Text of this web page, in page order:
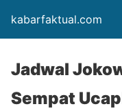
kabarfaktual.com
Jadwal
Sempat